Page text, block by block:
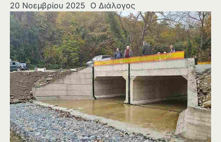
20 Νοεμβρίου 2025 Ο Διάλογος